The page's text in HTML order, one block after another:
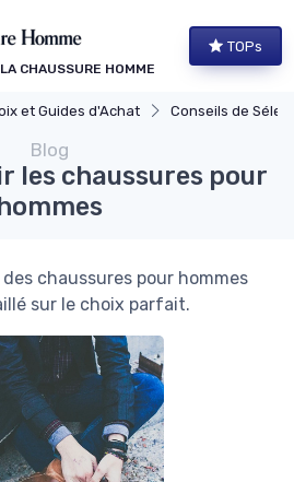
CHAUSSURE HOMME
TOPs
et Guides d'Achat Conseils de
Blog
les chaussures pour
chaussures pour hommes
sur le choix parfait.